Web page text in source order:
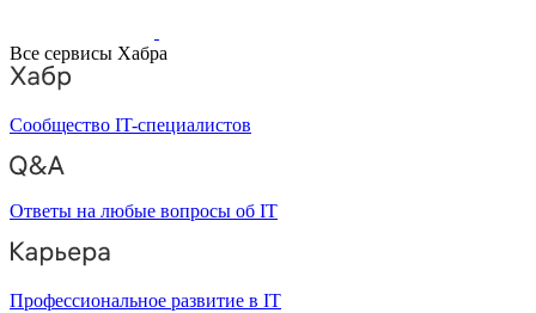
Все сервисы Хабра
Сообщество IT-специалистов
Ответы на любые вопросы об IT
Профессиональное развитие в IT